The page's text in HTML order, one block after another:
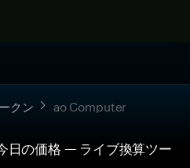
クン ao Computer
日の価格 — ライブ換算ツー